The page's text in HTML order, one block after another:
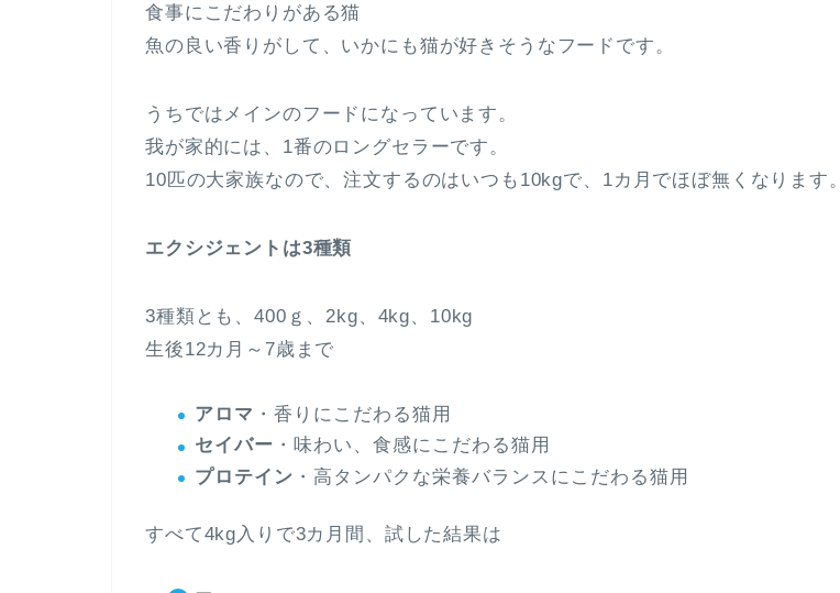
食事にこだわりがある猫
魚の良い香りがして、いかにも猫が好きそうなフードです。
うちではメインのフードになっています。
我が家的には、1番のロングセラーです。
10匹の大家族なので、注文するのはいつも10kgで、1カ月でほぼ無くなります。
エクシジェントは3種類
3種類とも、400ｇ、2kg、4kg、10kg
生後12カ月～7歳まで
アロマ ・香りにこだわる猫用
セイバー ・味わい、食感にこだわる猫用
プロテイン ・高タンパクな栄養バランスにこだわる猫用
すべて4kg入りで3カ月間、試した結果は